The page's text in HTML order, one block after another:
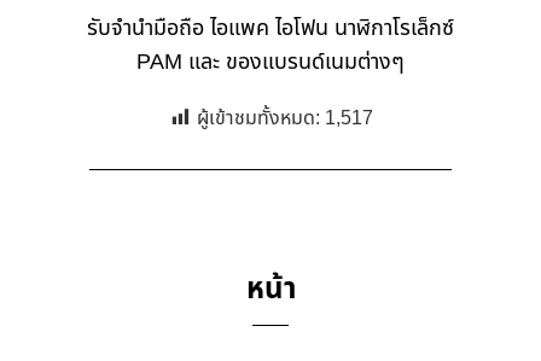
รับจำนำมือถือ ไอแพค ไอโฟน นาฬิกาโรเล็กซ์
PAM และ ของแบรนด์เนมต่างๆ
ผู้เข้าชมทั้งหมด: 1,517
หน้า